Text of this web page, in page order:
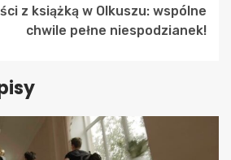
z książką w Olkuszu: wspólne
chwile pełne niespodzianek!